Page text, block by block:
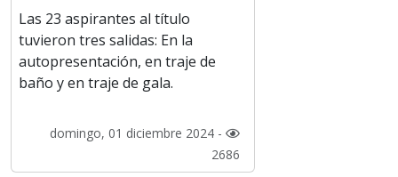
Las 23 aspirantes al título
tuvieron tres salidas: En la
autopresentación, en traje de
baño y en traje de gala.
domingo, 01 diciembre 2024 -
2686